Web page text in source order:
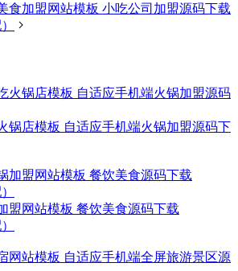
食加盟网站模板 小吃公司加盟源码下载
锅店模板 自适应手机端火锅加盟源码下
盟网站模板 餐饮美食源码下载